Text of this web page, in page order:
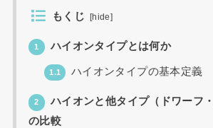
もくじ [hide]
1 ハイオンタイプとは何か
1.1 ハイオンタイプの基本定義
2
ハイオンと他タイプ（ドワーフ
の比較